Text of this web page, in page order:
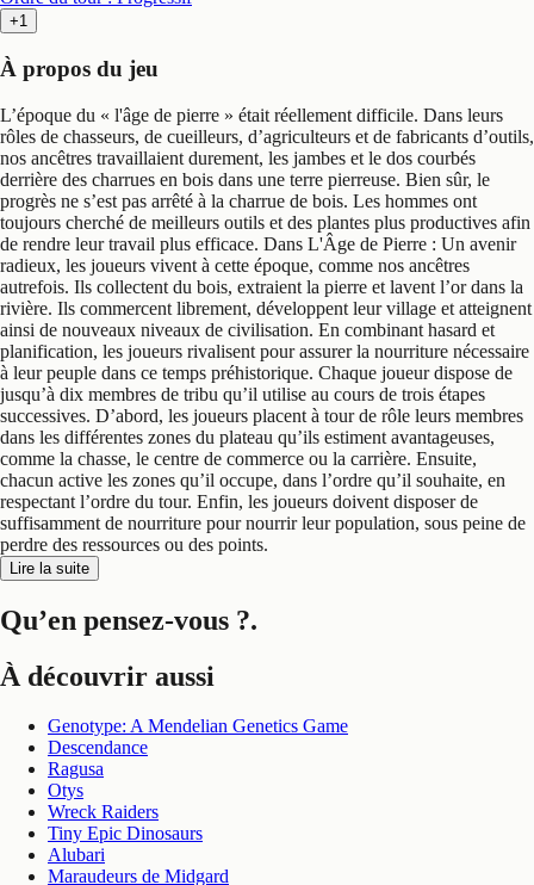
+1
À propos du jeu
L’époque du « l'âge de pierre » était réellement difficile. Dans leurs
rôles de chasseurs, de cueilleurs, d’agriculteurs et de fabricants d’outils,
nos ancêtres travaillaient durement, les jambes et le dos courbés
derrière des charrues en bois dans une terre pierreuse. Bien sûr, le
progrès ne s’est pas arrêté à la charrue de bois. Les hommes ont
toujours cherché de meilleurs outils et des plantes plus productives afin
de rendre leur travail plus efficace. Dans L'Âge de Pierre : Un avenir
radieux, les joueurs vivent à cette époque, comme nos ancêtres
autrefois. Ils collectent du bois, extraient la pierre et lavent l’or dans la
rivière. Ils commercent librement, développent leur village et atteignent
ainsi de nouveaux niveaux de civilisation. En combinant hasard et
planification, les joueurs rivalisent pour assurer la nourriture nécessaire
à leur peuple dans ce temps préhistorique. Chaque joueur dispose de
jusqu’à dix membres de tribu qu’il utilise au cours de trois étapes
successives. D’abord, les joueurs placent à tour de rôle leurs membres
dans les différentes zones du plateau qu’ils estiment avantageuses,
comme la chasse, le centre de commerce ou la carrière. Ensuite,
chacun active les zones qu’il occupe, dans l’ordre qu’il souhaite, en
respectant l’ordre du tour. Enfin, les joueurs doivent disposer de
suffisamment de nourriture pour nourrir leur population, sous peine de
perdre des ressources ou des points.
Lire la suite
Qu’en pensez-vous ?.
À découvrir aussi
Genotype: A Mendelian Genetics Game
Descendance
Ragusa
Otys
Wreck Raiders
Tiny Epic Dinosaurs
Alubari
Maraudeurs de Midgard